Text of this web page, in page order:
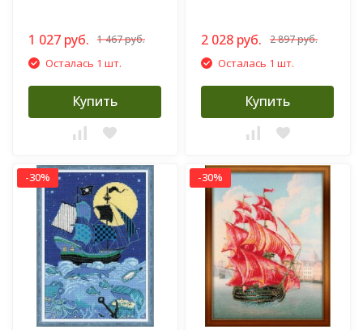
1 027 руб. 1 467 руб.
Осталась 1 шт.
Купить
2 028 руб. 2 897 руб.
Осталась 1 шт.
Купить
-30% -30%